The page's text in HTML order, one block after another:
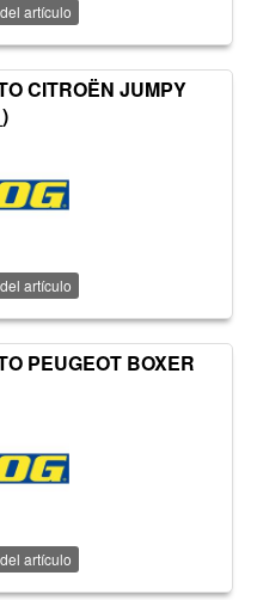
artículo
CITROËN JUMPY
artículo
PEUGEOT BOXER
artículo